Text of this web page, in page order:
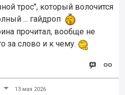
трос", который волочится
... гайдроп
прочитал, вообще не
за слово и к чему.
13 мая 2026